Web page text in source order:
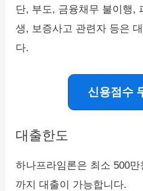
단, 부도, 금융채무 불이행,
생, 보증사고 관련자 등은
다.
신용점수
대출한도
하나프라임론은 최소 500
까지 대출이 가능합니다.